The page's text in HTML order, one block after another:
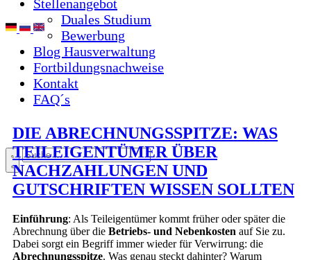
Stellenangebot
Duales Studium
Bewerbung
Blog Hausverwaltung
Fortbildungsnachweise
Kontakt
FAQ´s
DIE ABRECHNUNGSSPITZE: WAS
TEILEIGENTÜMER ÜBER
NACHZAHLUNGEN UND
GUTSCHRIFTEN WISSEN SOLLTEN
Einführung: Als Teileigentümer kommt früher oder später die
Abrechnung über die Betriebs- und Nebenkosten auf Sie zu.
Dabei sorgt ein Begriff immer wieder für Verwirrung: die
Abrechnungsspitze. Was genau steckt dahinter? Warum